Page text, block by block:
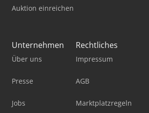
Auktion einreichen
Unternehmen
Über uns
Presse
Jobs
Rechtliches
Impressum
AGB
Marktplatzregeln